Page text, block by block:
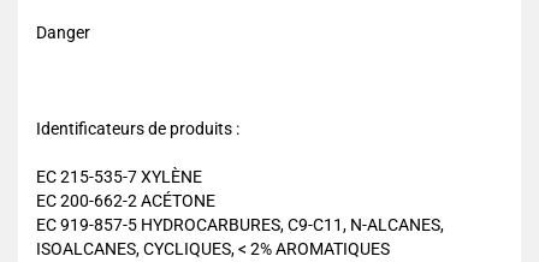
Danger
Identificateurs de produits :
EC 215-535-7 XYLÈNE
EC 200-662-2 ACÉTONE
EC 919-857-5 HYDROCARBURES, C9-C11, N-ALCANES,
ISOALCANES, CYCLIQUES, < 2% AROMATIQUES